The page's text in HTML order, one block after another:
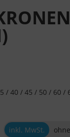
/ 40 / 45 / 50 / 60
inkl. MwSt.